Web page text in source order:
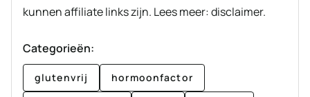
kunnen affiliate links zijn. Lees meer: disclaimer.
Categorieën:
glutenvrij hormoonfactor